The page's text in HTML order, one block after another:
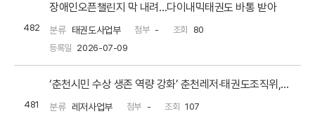
482 분류 태권도사업부
장애인오픈챌린지 막 내려…다이내믹태권도 바통 받아
첨부 - 조회
80
등록일 2026-07-09
481 분류 레저사업부
‘춘천시민 수상 생존 역량 강화’ 춘천레저·태권도조직위,의암호수욕장 ‘딥워터페스티벌, 생존교육+호수욕’ 개장! [스포츠서울]
첨부 - 조회
107